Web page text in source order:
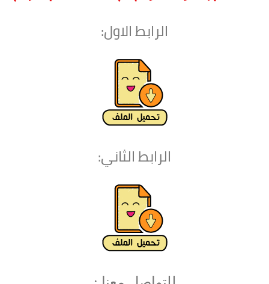
الرابط الاول:
الرابط الثاني: